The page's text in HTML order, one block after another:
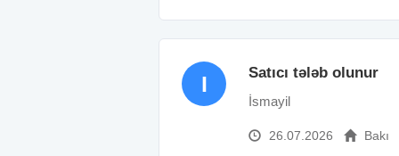
I Satıcı tələb olunur
İsmayil
26.07.2026 Bakı